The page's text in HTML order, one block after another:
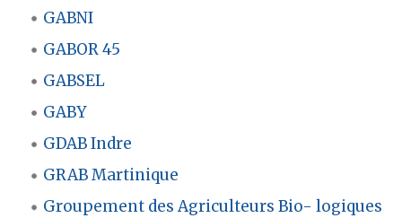
GABNI
GABOR 45
GABSEL
GABY
GDAB Indre
GRAB Martinique
Groupement des Agriculteurs Bio- logiques